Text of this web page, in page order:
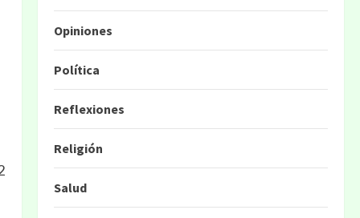
Opiniones
Política
Reflexiones
Religión
Salud